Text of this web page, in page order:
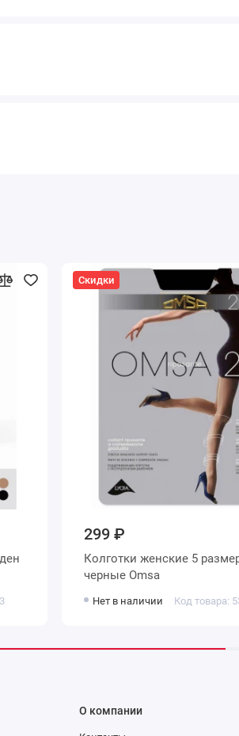
Скидки
299 ₽
Колготки женские 5 размер 20 ден
черные Omsa
Нет в наличии Код товара:
О компании